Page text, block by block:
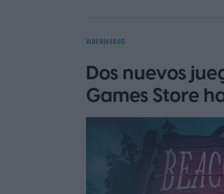
VIDEOJUEGOS
Dos nuevos
Games Store